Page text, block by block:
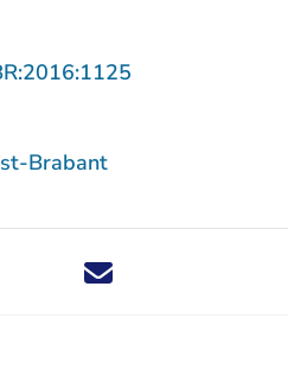
Brabant
Deel dit nieuwsbericht via X -
Deel dit nieuwsbericht via
Deel dit nieuwsbericht
Deel dit